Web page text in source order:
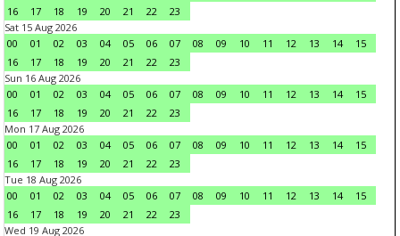
16
17 18 19 20 21 22
23
Sat 15 Aug 2026
00
01 02 03 04 05 06 07 08 09 10 11 12 13 14
15
16
17 18 19 20 21 22
23
Sun 16 Aug 2026
00
01 02 03 04 05 06 07 08 09 10 11 12 13 14
15
16
17 18 19 20 21 22
23
Mon 17 Aug 2026
00
01 02 03 04 05 06 07 08 09 10 11 12 13 14
15
16
17 18 19 20 21 22
23
Tue 18 Aug 2026
00
01 02 03 04 05 06 07 08 09 10 11 12 13 14
15
16
17 18 19 20 21 22
23
Wed 19 Aug 2026